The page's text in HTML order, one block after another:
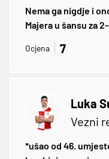
Nema ga nigdje i
Majera u šansu za
Ocjena 7
Luka
Vezni
*ušao od 46.